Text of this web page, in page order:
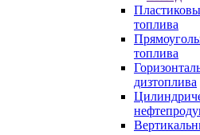
топлива
топлива
дизтоплива